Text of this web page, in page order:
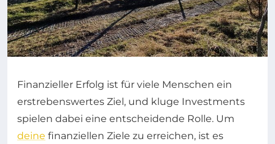
Finanzieller Erfolg ist für viele Menschen ein
erstrebenswertes Ziel, und kluge Investments
spielen dabei eine entscheidende Rolle. Um
deine finanziellen Ziele zu erreichen, ist es